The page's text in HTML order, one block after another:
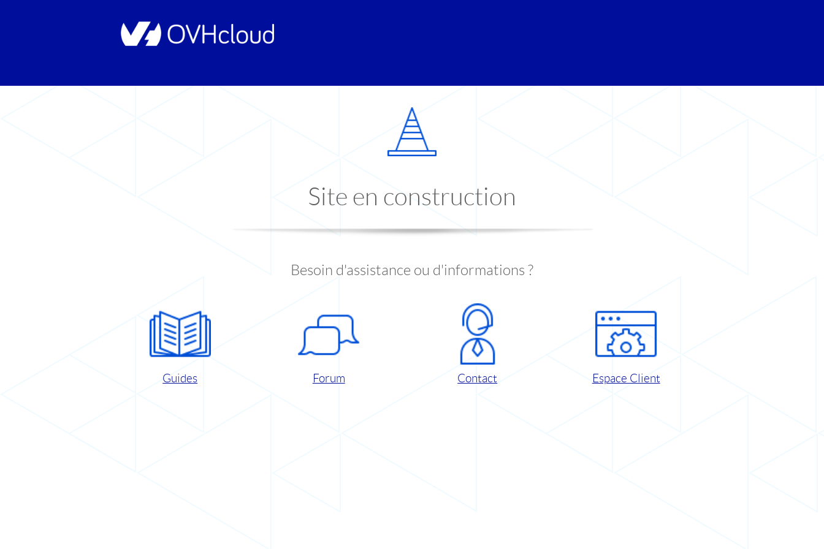
Site en construction
Besoin d'assistance ou d'informations ?
Guides Forum Contact Espace Client